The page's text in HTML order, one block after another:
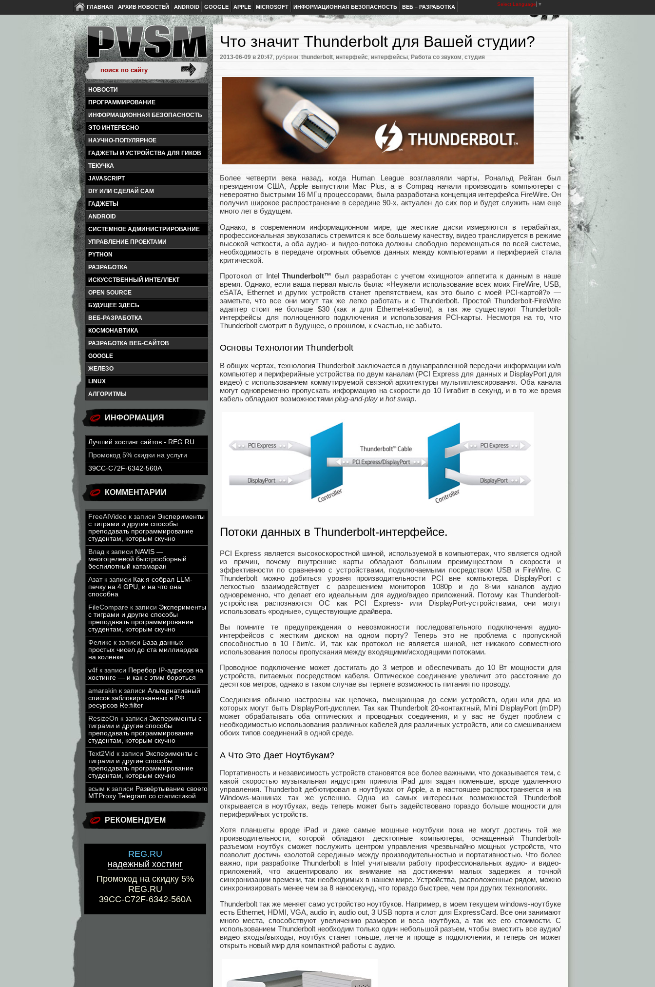
ГЛАВНАЯ АРХИВ НОВОСТЕЙ ANDROID GOOGLE APPLE MICROSOFT ИНФОРМАЦИОННАЯ БЕЗОПАСНОСТЬ ВЕБ – РАЗРАБОТКА Select Language ▼
НОВОСТИ
ПРОГРАММИРОВАНИЕ
ИНФОРМАЦИОННАЯ БЕЗОПАСНОСТЬ
ЭТО ИНТЕРЕСНО
НАУЧНО-ПОПУЛЯРНОЕ
ГАДЖЕТЫ И УСТРОЙСТВА ДЛЯ ГИКОВ
ТЕКУЧКА
JAVASCRIPT
DIY ИЛИ СДЕЛАЙ САМ
ГАДЖЕТЫ
ANDROID
СИСТЕМНОЕ АДМИНИСТРИРОВАНИЕ
УПРАВЛЕНИЕ ПРОЕКТАМИ
PYTHON
РАЗРАБОТКА
ИСКУССТВЕННЫЙ ИНТЕЛЛЕКТ
OPEN SOURCE
БУДУЩЕЕ ЗДЕСЬ
ВЕБ-РАЗРАБОТКА
КОСМОНАВТИКА
РАЗРАБОТКА ВЕБ-САЙТОВ
GOOGLE
ЖЕЛЕЗО
LINUX
АЛГОРИТМЫ
ИНФОРМАЦИЯ
Лучший хостинг сайтов - REG.RU
Промокод 5% скидки на услуги
39CC-C72F-6342-560A
КОММЕНТАРИИ
FreeAIVideo к записи Эксперименты
с тиграми и другие способы
преподавать программирование
студентам, которым скучно
Влад к записи NAVIS —
многоцелевой быстросборный
беспилотный катамаран
Азатк записи Как я собрал LLM-
печку на 4 GPU, и на что она
способна
FileCompare к записи Эксперименты
с тиграми и другие способы
преподавать программирование
студентам, которым скучно
Феликс к записи База данных
простых чисел до ста миллиардов
на коленке
v4f к записи Перебор IP-адресов на
хостинге — и как с этим бороться
amarakin к записи Альтернативный
список заблокированных в РФ
ресурсов Re:filter
ResizeOn к записи Эксперименты с
тиграми и другие способы
преподавать программирование
студентам, которым скучно
Text2Vid к записи Эксперименты с
тиграми и другие способы
преподавать программирование
студентам, которым скучно
всым к записи Развёртывание своего
MTProxy Telegram со статистикой
РЕКОМЕНДУЕМ
REG.RU
надежный хостинг
Промокод на скидку 5%
REG.RU
39CC-C72F-6342-560A
Что значит Thunderbolt для Вашей студии?
2013-06-09 в 20:47, рубрики: thunderbolt, интерфейс, интерфейсы, Работа со звуком, студия
Более четверти века назад, когда Human League возглавляли чарты, Рональд Рейган был
президентом США, Apple выпустили Mac Plus, а в Compaq начали производить компьютеры с
невероятно быстрыми 16 МГц процессорами, была разработана концепция интерфейса FireWire. Он
получил широкое распространение в середине 90-х, актуален до сих пор и будет служить нам еще
много лет в будущем.
Однако, в современном информационном мире, где жесткие диски измеряются в терабайтах,
профессиональная звукозапись стремится к все большему качеству, видео транслируется в режиме
высокой четкости, а оба аудио- и видео-потока должны свободно перемещаться по всей системе,
необходимость в передаче огромных объемов данных между компьютерами и периферией стала
критической.
Протокол от IntelThunderbolt™ был разработан с учетом «хищного» аппетита к данным в наше
время. Однако, если ваша первая мысль была: «Неужели использование всех моих FireWire, USB,
eSATA, Ethernet и других устройств станет препятствием, как это было с моей PCI-картой?» —
заметьте, что все они могут так же легко работать и с Thunderbolt. Простой Thunderbolt-FireWire
адаптер стоит не больше $30 (как и для Ethernet-кабеля), а так же существуют Thunderbolt-
интерфейсы для полноценного подключения и использования PCI-карты. Несмотря на то, что
Thunderbolt смотрит в будущее, о прошлом, к счастью, не забыто.
Основы Технологии Thunderbolt
В общих чертах, технология Thunderbolt заключается в двунаправленной передачи информации из/в
компьютер и периферийные устройства по двум каналам (PCI Express для данных и DisplayPort для
видео) с использованием коммутируемой связной архитектуры мультиплексирования. Оба канала
могут одновременно пропускать информацию на скорости до 10 Гигабит в секунд, и в то же время
кабель обладают возможностями plug-and-play и hot swap.
Потоки данных в Thunderbolt-интерфейсе.
PCI Express является высокоскоростной шиной, используемой в компьютерах, что является одной
из причин, почему внутренние карты обладают большим преимуществом в скорости и
эффективности по сравнению с устройствами, подключаемыми посредством USB и FireWire. С
Thunderbolt можно добиться уровня производительности PCI вне компьютера. DisplayPort с
легкостью взаимодействует с разрешением мониторов 1080p и до 8-ми каналов аудио
одновременно, что делает его идеальным для аудио/видео приложений. Потому как Thunderbolt-
устройства распознаются ОС как PCI Express- или DisplayPort-устройствами, они могут
использовать «родные», существующие драйвера.
Вы помните те предупреждения о невозможности последовательного подключения аудио-
интерфейсов с жестким диском на одном порту? Теперь это не проблема с пропускной
способностью в 10 Гбит/с. И, так как протокол не является шиной, нет никакого совместного
использования полосы пропускания между входящими/исходящими потоками.
Проводное подключение может достигать до 3 метров и обеспечивать до 10 Вт мощности для
устройств, питаемых посредством кабеля. Оптическое соединение увеличит это расстояние до
десятков метров, однако в таком случае вы теряете возможность питания по проводу.
Соединения обычно настроены как цепочка, вмещающая до семи устройств, один или два из
которых могут быть DisplayPort-дисплеи. Так как Thunderbolt 20-контактный, Mini DisplayPort (mDP)
может обрабатывать оба оптических и проводных соединения, и у вас не будет проблем с
необходимостью использования различных кабелей для различных устройств, или со смешиванием
обоих типов соединений в одной среде.
А Что Это Дает Ноутбукам?
Портативность и независимость устройств становятся все более важными, что доказывается тем, с
какой скоростью музыкальная индустрия приняла iPad для задач поменьше, вроде удаленного
управления. Thunderbolt дебютировал в ноутбуках от Apple, а в настоящее распространяется и на
Windows-машинах так же успешно. Одна из самых интересных возможностей Thunderbolt
открывается в ноутбуках, ведь теперь может быть задействовано гораздо больше мощности для
периферийных устройств.
Хотя планшеты вроде iPad и даже самые мощные ноутбуки пока не могут достичь той же
производительности, которой обладают десктопные компьютеры, оснащенный Thunderbolt-
разъемом ноутбук сможет послужить центром управления чрезвычайно мощных устройств, что
позволит достичь «золотой середины» между производительностью и портативностью. Что более
важно, при разработке Thunderbolt в Intel учитывали работу профессиональных аудио- и видео-
приложений, что акцентировало их внимание на достижении малых задержек и точной
синхронизации времени, так необходимых в нашем мире. Устройства, расположенные рядом, можно
синхронизировать менее чем за 8 наносекунд, что гораздо быстрее, чем при других технологиях.
Thunderbolt так же меняет само устройство ноутбуков. Например, в моем текущем windows-ноутбуке
есть Ethernet, HDMI, VGA, audio in, audio out, 3 USB порта и слот для ExpressCard. Все они занимают
много места, способствуют увеличению размеров и веса ноутбука, а так же его стоимости. С
использованием Thunderbolt необходим только один небольшой разъем, чтобы вместить все аудио/
видео входы/выходы, ноутбук станет тоньше, легче и проще в подключении, и теперь он может
открыть новый мир для компактной работы с аудио.